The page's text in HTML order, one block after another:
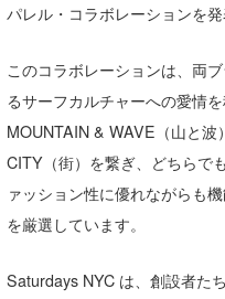
パレル・コラボレーションを発
このコラボレーションは、両
るサーフカルチャーへの愛情を
MOUNTAIN & WAVE（山と波
CITY（街）を繋ぎ、どちらで
ァッション性に優れながらも
を厳選しています。
Saturdays NYC は、創設者た
ライター/寄稿メディア
Core Surf Japan
Naoya Kimoto
メディア